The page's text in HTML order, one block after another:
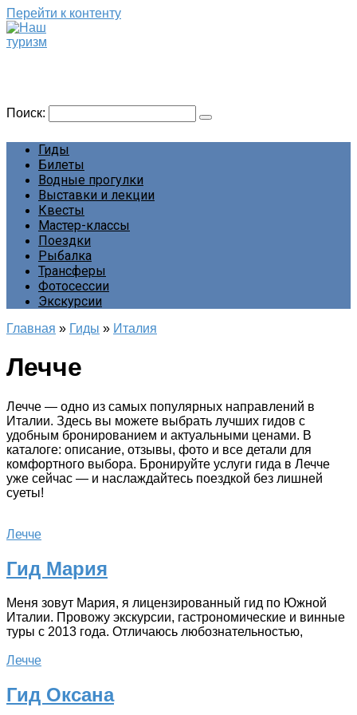
Перейти к контенту
Поиск:
Гиды
Билеты
Водные прогулки
Выставки и лекции
Квесты
Мастер-классы
Поездки
Рыбалка
Трансферы
Фотосессии
Экскурсии
Главная » Гиды » Италия
Лечче
Лечче — одно из самых популярных направлений в
Италии. Здесь вы можете выбрать лучших гидов с
удобным бронированием и актуальными ценами. В
каталоге: описание, отзывы, фото и все детали для
комфортного выбора. Бронируйте услуги гида в Лечче
уже сейчас — и наслаждайтесь поездкой без лишней
суеты!
Лечче
Гид Мария
Меня зовут Мария, я лицензированный гид по Южной
Италии. Провожу экскурсии, гастрономические и винные
туры с 2013 года. Отличаюсь любознательностью,
Лечче
Гид Оксана